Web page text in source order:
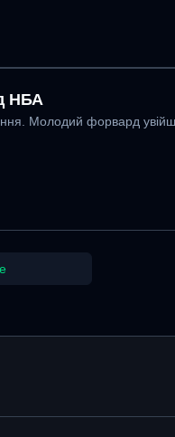
НБА
Молодий форвард